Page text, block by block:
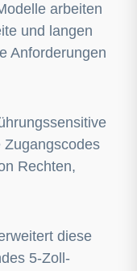
arbeiten
und langen
Anforderungen
Zugangscodes
Rechten,
diese
5-Zoll-